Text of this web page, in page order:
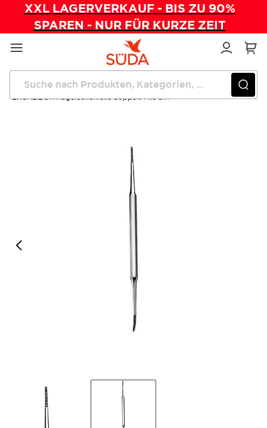
XXL LAGERVERKAUF - BIS ZU 90%
SPAREN - NUR FÜR KURZE ZEIT
Direkt
zum
Inhalt
Startseite
Instrumente
EXCALIBUR Nageleckenfeile doppelt 14,5 cm